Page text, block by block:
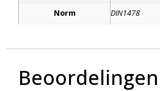
Norm DIN1478
Beoordelingen